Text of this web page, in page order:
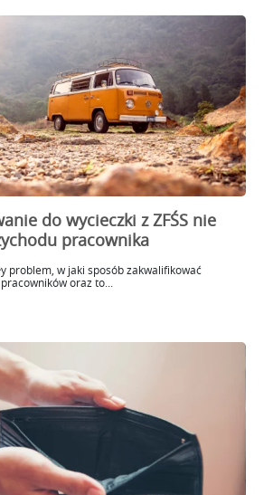
do wycieczki z ZFŚS nie
pracownika
problem, w jaki sposób zakwalifikować
oraz to...